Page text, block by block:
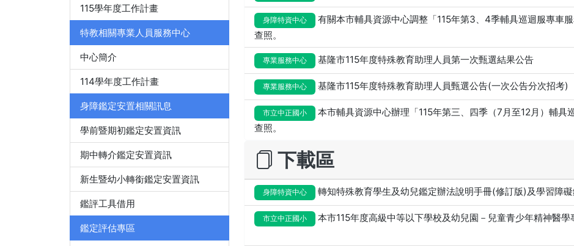
身障特資中心
有關本市輔具資源中心調整「115年第3、4季輔具巡迴服專車
查照。
專業服務中心 基隆市115年度特殊教育助理人員第一次甄選結果公告
專業服務中心 基隆市115年度特殊教育助理人員甄選公告(一次公告分次招考)
市立中正國小
本市輔具資源中心辦理「115年第三、四季（7月至12月）輔具
查照。
下載區
身障特資中心 轉知特殊教育學生及幼兒鑑定辦法說明手冊(修訂版)及學習障
市立中正國小
本市115年度高級中等以下學校及幼兒園－兒童青少年精神醫
115學年度工作計畫
特教相關專業人員服務中心
中心簡介
114學年度工作計畫
身障鑑定安置相關訊息
學前暨期初鑑定安置資訊
期中轉介鑑定安置資訊
新生暨幼小轉銜鑑定安置資訊
鑑評工具借用
鑑定評估專區